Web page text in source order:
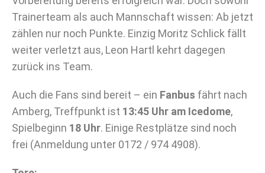
Trainerteam als auch Mannschaft wissen: Ab jetzt
zählen nur noch Punkte. Einzig Moritz Schlick fällt
weiter verletzt aus, Leon Hartl kehrt dagegen
zurück ins Team.
Auch die Fans sind bereit – ein Fanbus fährt nach
Amberg, Treffpunkt ist 13:45 Uhr am Icedome,
Spielbeginn 18 Uhr. Einige Restplätze sind noch
frei (Anmeldung unter 0172 / 974 4908).